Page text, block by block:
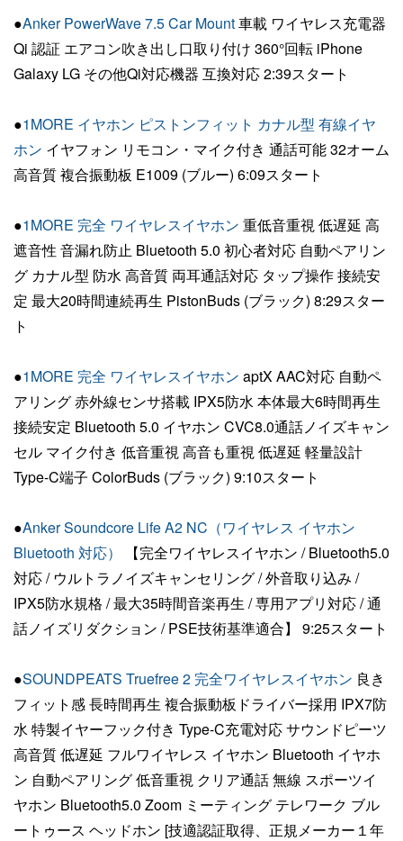
●Anker PowerWave 7.5 Car Mount車載 ワイヤレス充電器
Qi 認証 エアコン吹き出し口取り付け 360°回転 iPhone
Galaxy LG その他Qi対応機器 互換対応 2:39スタート
●1MORE イヤホン ピストンフィット カナル型 有線イヤ
ホン イヤフォン リモコン・マイク付き 通話可能 32オーム
高音質 複合振動板 E1009 (ブルー) 6:09スタート
●1MORE 完全 ワイヤレスイヤホン 重低音重視 低遅延 高
遮音性 音漏れ防止 Bluetooth 5.0 初心者対応 自動ペアリン
グ カナル型 防水 高音質 両耳通話対応 タップ操作 接続安
定 最大20時間連続再生 PistonBuds (ブラック) 8:29スター
ト
●1MORE 完全 ワイヤレスイヤホン aptX AAC対応 自動ペ
アリング 赤外線センサ搭載 IPX5防水 本体最大6時間再生
接続安定 Bluetooth 5.0 イヤホン CVC8.0通話ノイズキャン
セル マイク付き 低音重視 高音も重視 低遅延 軽量設計
Type-C端子 ColorBuds (ブラック) 9:10スタート
●Anker Soundcore Life A2 NC（ワイヤレス イヤホン
Bluetooth 対応）
【完全ワイヤレスイヤホン / Bluetooth5.0
対応 / ウルトラノイズキャンセリング / 外音取り込み /
IPX5防水規格 / 最大35時間音楽再生 / 専用アプリ対応 / 通
話ノイズリダクション / PSE技術基準適合】 9:25スタート
●SOUNDPEATS Truefree 2 完全ワイヤレスイヤホン 良き
フィット感 長時間再生 複合振動板ドライバー採用 IPX7防
水 特製イヤーフック付き Type-C充電対応 サウンドピーツ
高音質 低遅延 フルワイヤレス イヤホン Bluetooth イヤホ
ン 自動ペアリング 低音重視 クリア通話 無線 スポーツイ
ヤホン Bluetooth5.0 Zoom ミーティング テレワーク ブル
ートゥース ヘッドホン [技適認証取得、正規メーカー１年